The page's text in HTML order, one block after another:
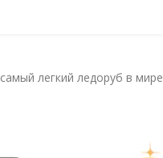
самый легкий ледоруб в мире